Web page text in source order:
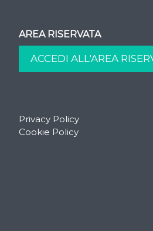
AREA RISERVATA
Privacy Policy
Cookie Policy